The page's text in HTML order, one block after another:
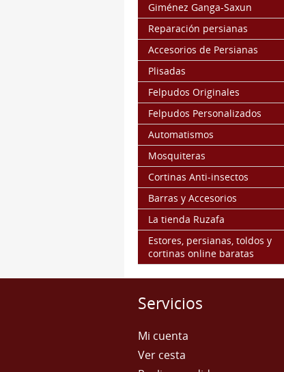
Giménez Ganga-Saxun
Reparación persianas
Accesorios de Persianas
Plisadas
Felpudos Originales
Felpudos Personalizados
Automatismos
Mosquiteras
Cortinas Anti-insectos
Barras y Accesorios
La tienda Ruzafa
Estores, persianas, toldos y
cortinas online baratas
Servicios
Mi cuenta
Ver cesta